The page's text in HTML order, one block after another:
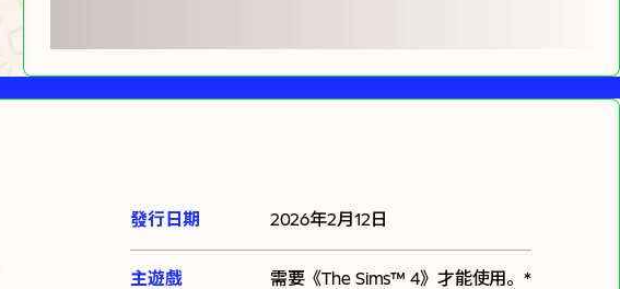
發行日期 2026年2月12日
主遊戲 需要《The Sims™ 4》 才能使用。*